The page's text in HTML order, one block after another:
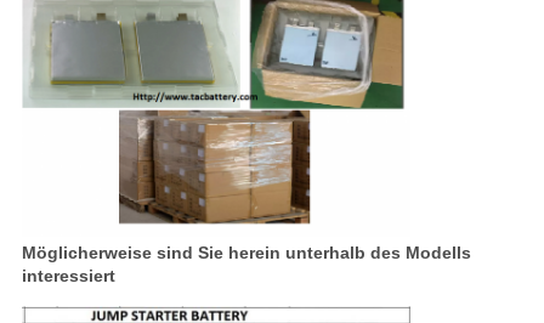
Möglicherweise sind Sie herein unterhalb des Modells
interessiert